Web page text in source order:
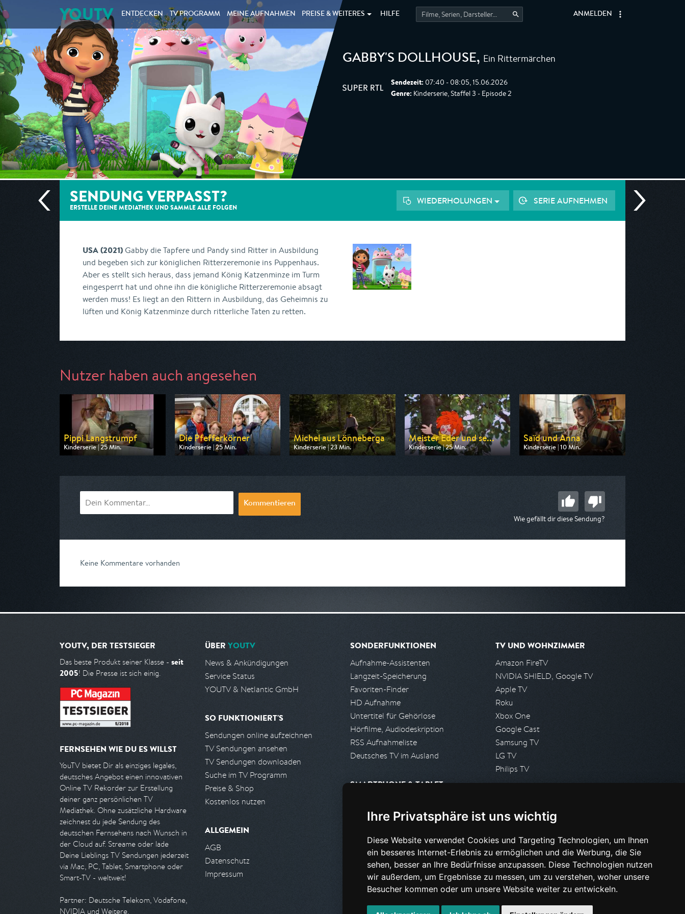
Ihre Privatsphäre ist uns wichtig
Diese Website verwendet Cookies und Targeting Technologien, um Ihnen
ein besseres Internet-Erlebnis zu ermöglichen und die Werbung, die Sie
sehen, besser an Ihre Bedürfnisse anzupassen. Diese Technologien nutzen
wir außerdem, um Ergebnisse zu messen, um zu verstehen, woher unsere
Besucher kommen oder um unsere Website weiter zu entwickeln.
YOUTV ENTDECKEN TV PROGRAMM MEINE AUFNAHMEN PREISE & WEITERES HILFE ANMELDEN
GABBY'S DOLLHOUSE, Ein Rittermärchen
Sendezeit: 07:40 - 08:05, 15.06.2026
Genre: Kinderserie, Staffel 3 - Episode 2
SENDUNG VERPASST?
ERSTELLE DEINE MEDIATHEK UND SAMMLE ALLE FOLGEN
SERIE AUFNEHMEN
WIEDERHOLUNGEN
USA (2021)Gabby die Tapfere und Pandy sind Ritter in Ausbildung
und begeben sich zur königlichen Ritterzeremonie ins Puppenhaus.
Aber es stellt sich heraus, dass jemand König Katzenminze im Turm
eingesperrt hat und ohne ihn die königliche Ritterzeremonie absagt
werden muss! Es liegt an den Rittern in Ausbildung, das Geheimnis zu
lüften und König Katzenminze durch ritterliche Taten zu retten.
Nutzer haben auch angesehen
Pippi Langstrumpf
Kinderserie | 25 Min.
Ausgestrahlt von ZDF
Die Pfefferkörner
Kinderserie | 25 Min.
Ausgestrahlt von ARD
Michel aus Lönneberga
Kinderserie | 23 Min.
Ausgestrahlt von ZDF
Meister Eder und se...
Kinderserie | 25 Min.
Ausgestrahlt von MDR
Saïd und Anna
Kinderserie | 10 Min.
Ausgestrahlt von KiKA
Kommentieren
Wie gefällt dir diese Sendung?
Keine Kommentare vorhanden
YOUTV, DER TESTSIEGER
Das beste Produkt seiner Klasse - seit
2005! Die Presse ist sich einig.
FERNSEHEN WIE DU ES WILLST
YouTV bietet Dir als einziges legales,
deutsches Angebot einen innovativen
Online TV Rekorder zur Erstellung
deiner ganz persönlichen TV
Mediathek. Ohne zusätzliche Hardware
zeichnest du jede Sendung des
deutschen Fernsehens nach Wunsch in
der Cloud auf. Streame oder lade
Deine Lieblings TV Sendungen jederzeit
via Mac, PC, Tablet, Smartphone oder
Smart-TV - weltweit!
Partner: Deutsche Telekom, Vodafone,
NVIDIA und Weitere.
ÜBER YOUTV
News & Ankündigungen
Service Status
YOUTV & Netlantic GmbH
SO FUNKTIONIERT'S
Sendungen online aufzeichnen
TV Sendungen ansehen
TV Sendungen downloaden
Suche im TV Programm
Preise & Shop
Kostenlos nutzen
ALLGEMEIN
AGB
Datenschutz
Impressum
SONDERFUNKTIONEN
Aufnahme-Assistenten
Langzeit-Speicherung
Favoriten-Finder
HD Aufnahme
Untertitel für Gehörlose
Hörfilme, Audiodeskription
RSS Aufnahmeliste
Deutsches TV im Ausland
SMARTPHONE & TABLET
Android App
PARTNER
Partnerliste
Partner werden
TV UND WOHNZIMMER
Amazon FireTV
NVIDIA SHIELD, Google TV
Apple TV
Roku
Xbox One
Google Cast
Samsung TV
LG TV
Philips TV
Presseanfrage stellen
HILFE & SUPPORT
Häufig gestellte Fragen
Anfrage stellen